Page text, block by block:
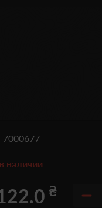
7000677
наличии
₴